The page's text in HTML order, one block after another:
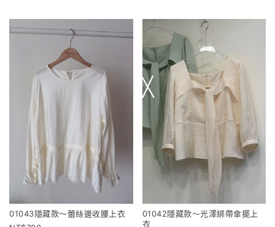
01043隱藏款～蕾絲邊收腰上衣
01042隱藏款～光澤綁帶傘擺上
衣